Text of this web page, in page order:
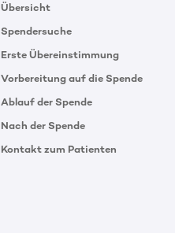
Übersicht
Spendersuche
Erste Übereinstimmung
Vorbereitung auf die Spende
Ablauf der Spende
Nach der Spende
Kontakt zum Patienten